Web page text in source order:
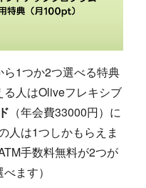
1つか2つ選べる特典
人はOliveフレキシブ
（年会費33000円）に
人は1つしかもらえま
手数料無料が2つが
ます）